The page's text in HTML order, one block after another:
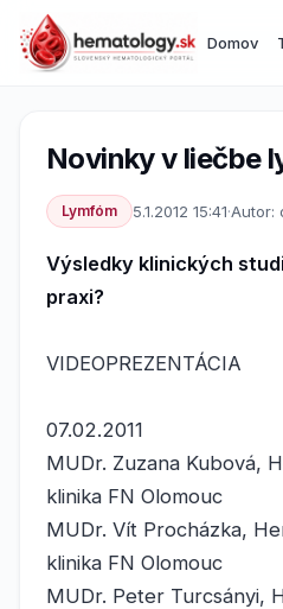
Domov
Novinky v liečbe
Lymfóm 5.1.2012 15:41·Autor:
Výsledky klinických
praxi?
VIDEOPREZENTÁCIA
07.02.2011
MUDr. Zuzana Kubová,
klinika FN Olomouc
MUDr. Vít Procházka,
klinika FN Olomouc
MUDr. Peter Turcsányi,